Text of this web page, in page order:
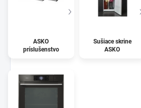
ASKO
príslušenstvo
Sušiace skrine
ASKO